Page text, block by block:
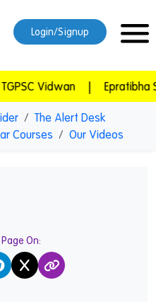
The Alert Desk
Courses Our Videos
On:
X
Login/Signup
| Epratibha Super Combo